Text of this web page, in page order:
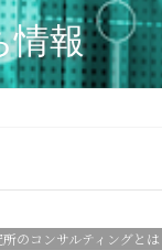
情報
のコンサルティングとは